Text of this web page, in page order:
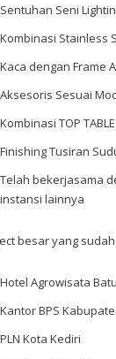
Sentuhan Seni
Kombinasi Stainless
Kaca dengan Frame
Aksesoris Sesuai
Kombinasi TOP
Finishing Tusiran
Telah bekerjasama
instansi lainnya
besar yang
Hotel Agrowisata
Kantor BPS
PLN Kota Kediri